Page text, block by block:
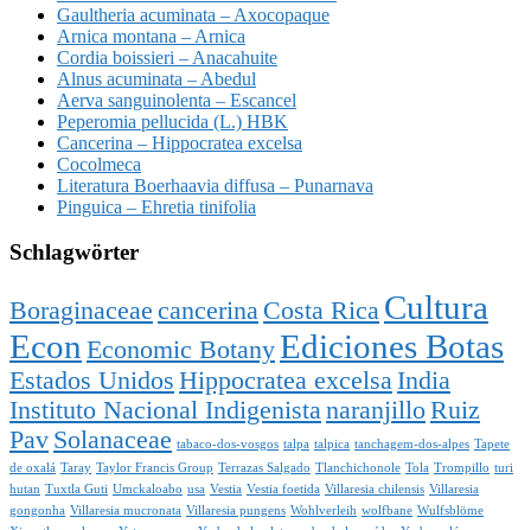
Gaultheria acuminata – Axocopaque
Arnica montana – Arnica
Cordia boissieri – Anacahuite
Alnus acuminata – Abedul
Aerva sanguinolenta – Escancel
Peperomia pellucida (L.) HBK
Cancerina – Hippocratea excelsa
Cocolmeca
Literatura Boerhaavia diffusa – Punarnava
Pinguica – Ehretia tinifolia
Schlagwörter
Boraginaceae cancerina Costa Rica Cultura
Econ Economic BotanyEdiciones Botas
Estados Unidos Hippocratea excelsaIndia
Instituto Nacional IndigenistanaranjilloRuiz
Pav Solanaceae tabaco-dos-vosgos talpa talpica tanchagem-dos-alpes Tapete
de oxalá Taray Taylor Francis Group Terrazas Salgado Tlanchichonole Tola Trompillo turi
hutan Tuxtla Guti Umckaloabo usa Vestia Vestia foetida Villaresia chilensis Villaresia
gongonha Villaresia mucronata Villaresia pungens Wohlverleih wolfbane Wulfsblöme